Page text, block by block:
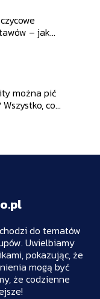
– jak
można pić
co
do tematów
Uwielbiamy
pokazując, że
mogą być
że codzienne